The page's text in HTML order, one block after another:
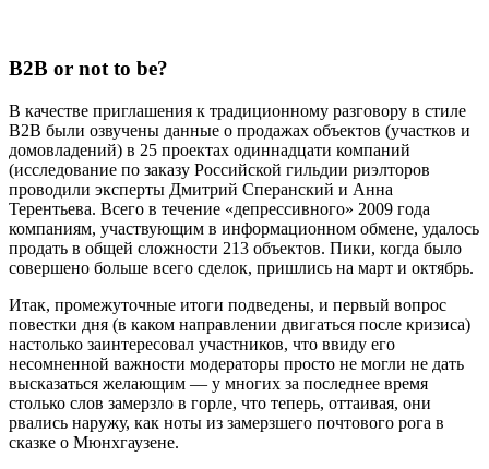
B2B or not to be?
В качестве приглашения к традиционному разговору в стиле
B2B были озвучены данные о продажах объектов (участков и
домовладений) в 25 проектах одиннадцати компаний
(исследование по заказу Российской гильдии риэлторов
проводили эксперты Дмитрий Сперанский и Анна
Терентьева. Всего в течение «депрессивного» 2009 года
компаниям, участвующим в информационном обмене, удалось
продать в общей сложности 213 объектов. Пики, когда было
совершено больше всего сделок, пришлись на март и октябрь.
Итак, промежуточные итоги подведены, и первый вопрос
повестки дня (в каком направлении двигаться после кризиса)
настолько заинтересовал участников, что ввиду его
несомненной важности модераторы просто не могли не дать
высказаться желающим — у многих за последнее время
столько слов замерзло в горле, что теперь, оттаивая, они
рвались наружу, как ноты из замерзшего почтового рога в
сказке о Мюнхгаузене.